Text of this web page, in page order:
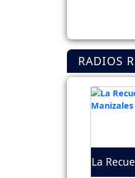
RADIOS
La